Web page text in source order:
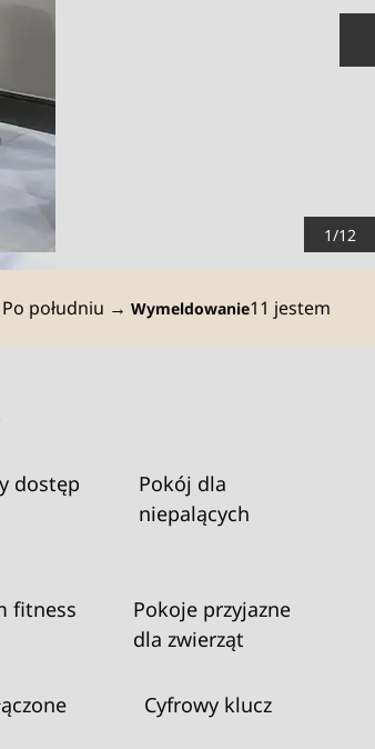
1/12
południu → Wymeldowanie11 jestem
dostęp
Pokój dla
niepalących
fitness
Pokoje przyjazne
dla zwierząt
Cyfrowy klucz